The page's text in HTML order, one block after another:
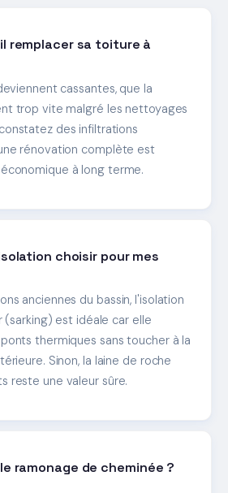
remplacer sa toiture à
cassantes, que la
trop vite malgré les nettoyages
des infiltrations
rénovation complète est
à long terme.
choisir pour mes
anciennes du bassin, l'isolation
(sarking) est idéale car elle
thermiques sans toucher à la
Sinon, la laine de roche
reste une valeur sûre.
ramonage de cheminée ?